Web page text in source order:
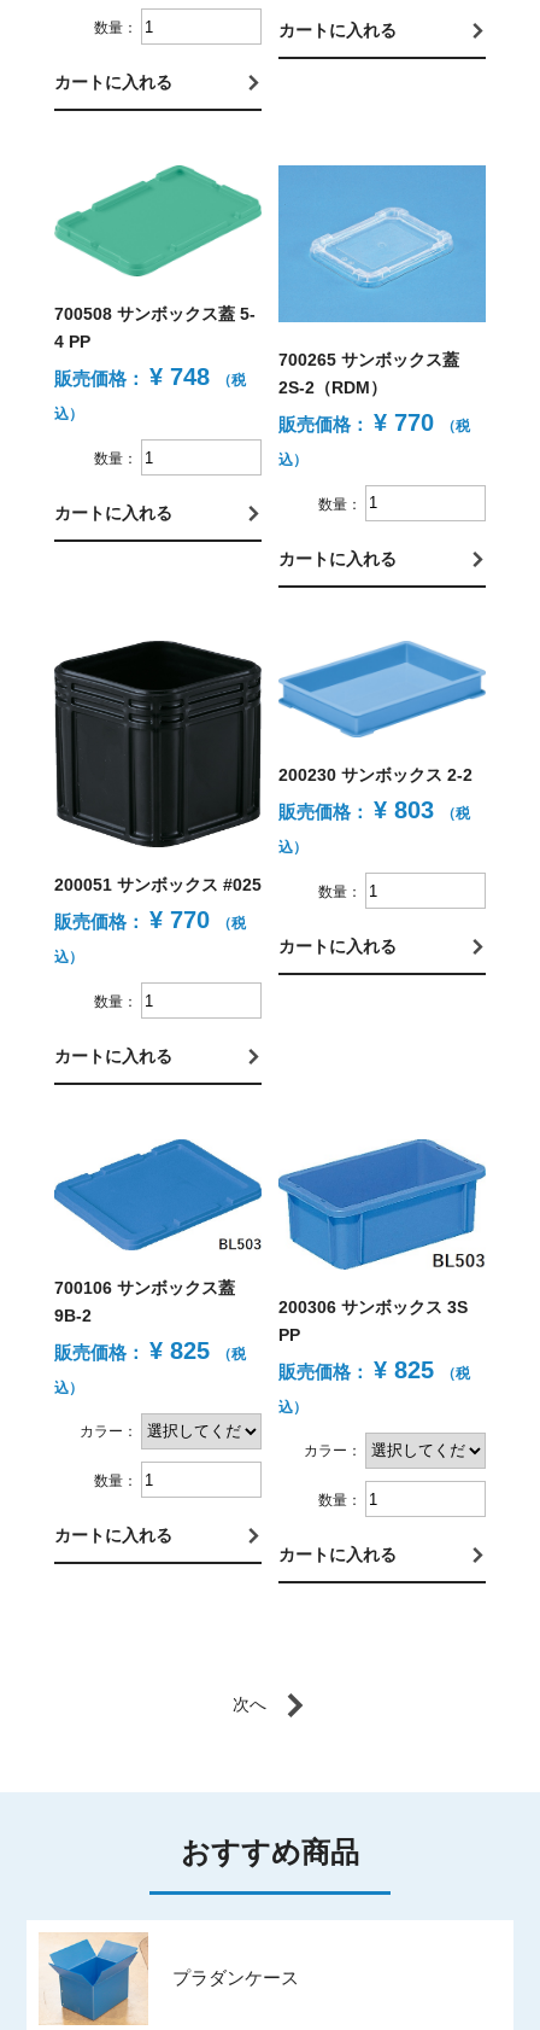
数量：
カートに入れる
カートに入れる
700508 サンボックス蓋 5-
4 PP
販売価格： ¥ 748
（税
込）
数量：
カートに入れる
700265 サンボックス蓋
2S-2（RDM）
販売価格： ¥ 770
（税
込）
数量：
カートに入れる
200051 サンボックス #025
販売価格： ¥ 770
（税
込）
数量：
カートに入れる
200230 サンボックス 2-2
販売価格： ¥ 803
（税
込）
数量：
カートに入れる
700106 サンボックス蓋
9B-2
販売価格： ¥ 825
（税
込）
カラー：
数量：
カートに入れる
200306 サンボックス 3S
PP
販売価格： ¥ 825
（税
込）
カラー：
数量：
カートに入れる
おすすめ商品
プラダンケース